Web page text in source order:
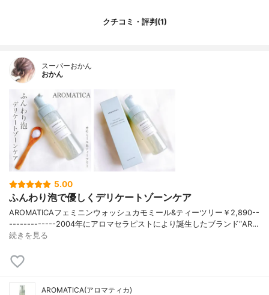
クチコミ・評判(1)
スーパーおかん
おかん
5.00
ふんわり泡で優しくデリケートゾーンケア
AROMATICAフェミニンウォッシュカモミール&ティーツリー￥2,890--
-------------2004年にアロマセラピストにより誕生したブランド“AR…
続きを見る
AROMATICA(アロマティカ)